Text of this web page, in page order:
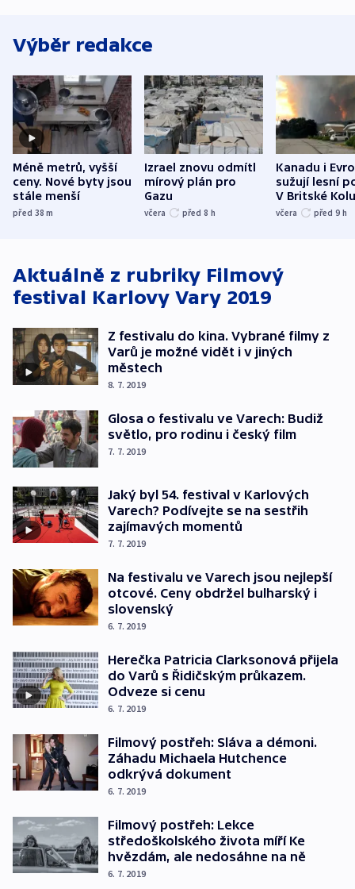
Výběr redakce
Méně metrů, vyšší
ceny. Nové byty jsou
stále menší
před 38m
Izrael znovu odmítl
mírový plán pro
Gazu
včera před 8 h
Kanadu i
sužují lesní
V Britské
evakuovali
včera před 9 h
Aktuálně z rubriky Filmový
festival Karlovy Vary 2019
Z festivalu do kina. Vybrané filmy z
Varů je možné vidět i v jiných
městech
8. 7. 2019
Glosa o festivalu ve Varech: Budiž
světlo, pro rodinu i český film
7. 7. 2019
Jaký byl 54. festival v Karlových
Varech? Podívejte se na sestřih
zajímavých momentů
7. 7. 2019
Na festivalu ve Varech jsou nejlepší
otcové. Ceny obdržel bulharský i
slovenský
6. 7. 2019
Herečka Patricia Clarksonová přijela
do Varů s Řidičským průkazem.
Odveze si cenu
6. 7. 2019
Filmový postřeh: Sláva a démoni.
Záhadu Michaela Hutchence
odkrývá dokument
6. 7. 2019
Filmový postřeh: Lekce
středoškolského života míří Ke
hvězdám, ale nedosáhne na ně
6. 7. 2019